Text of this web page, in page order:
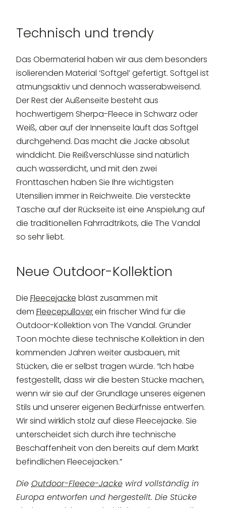
Technisch und trendy
Das Obermaterial haben wir aus dem besonders
isolierenden Material ‘Softgel’ gefertigt. Softgel ist
atmungsaktiv und dennoch wasserabweisend.
Der Rest der Außenseite besteht aus
hochwertigem Sherpa-Fleece in Schwarz oder
Weiß, aber auf der Innenseite läuft das Softgel
durchgehend. Das macht die Jacke absolut
winddicht. Die Reißverschlüsse sind natürlich
auch wasserdicht, und mit den zwei
Fronttaschen haben Sie Ihre wichtigsten
Utensilien immer in Reichweite. Die versteckte
Tasche auf der Rückseite ist eine Anspielung auf
die traditionellen Fahrradtrikots, die The Vandal
so sehr liebt.
Neue Outdoor-Kollektion
Die Fleecejacke bläst zusammen mit
dem Fleecepulloverein frischer Wind für die
Outdoor-Kollektion von The Vandal. Gründer
Toon möchte diese technische Kollektion in den
kommenden Jahren weiter ausbauen, mit
Stücken, die er selbst tragen würde. “Ich habe
festgestellt, dass wir die besten Stücke machen,
wenn wir sie auf der Grundlage unseres eigenen
Stils und unserer eigenen Bedürfnisse entwerfen.
Wir sind wirklich stolz auf diese Fleecejacke. Sie
unterscheidet sich durch ihre technische
Beschaffenheit von den bereits auf dem Markt
befindlichen Fleecejacken.”
Die Outdoor-Fleece-Jacke wird vollständig in
Europa entworfen und hergestellt. Die Stücke